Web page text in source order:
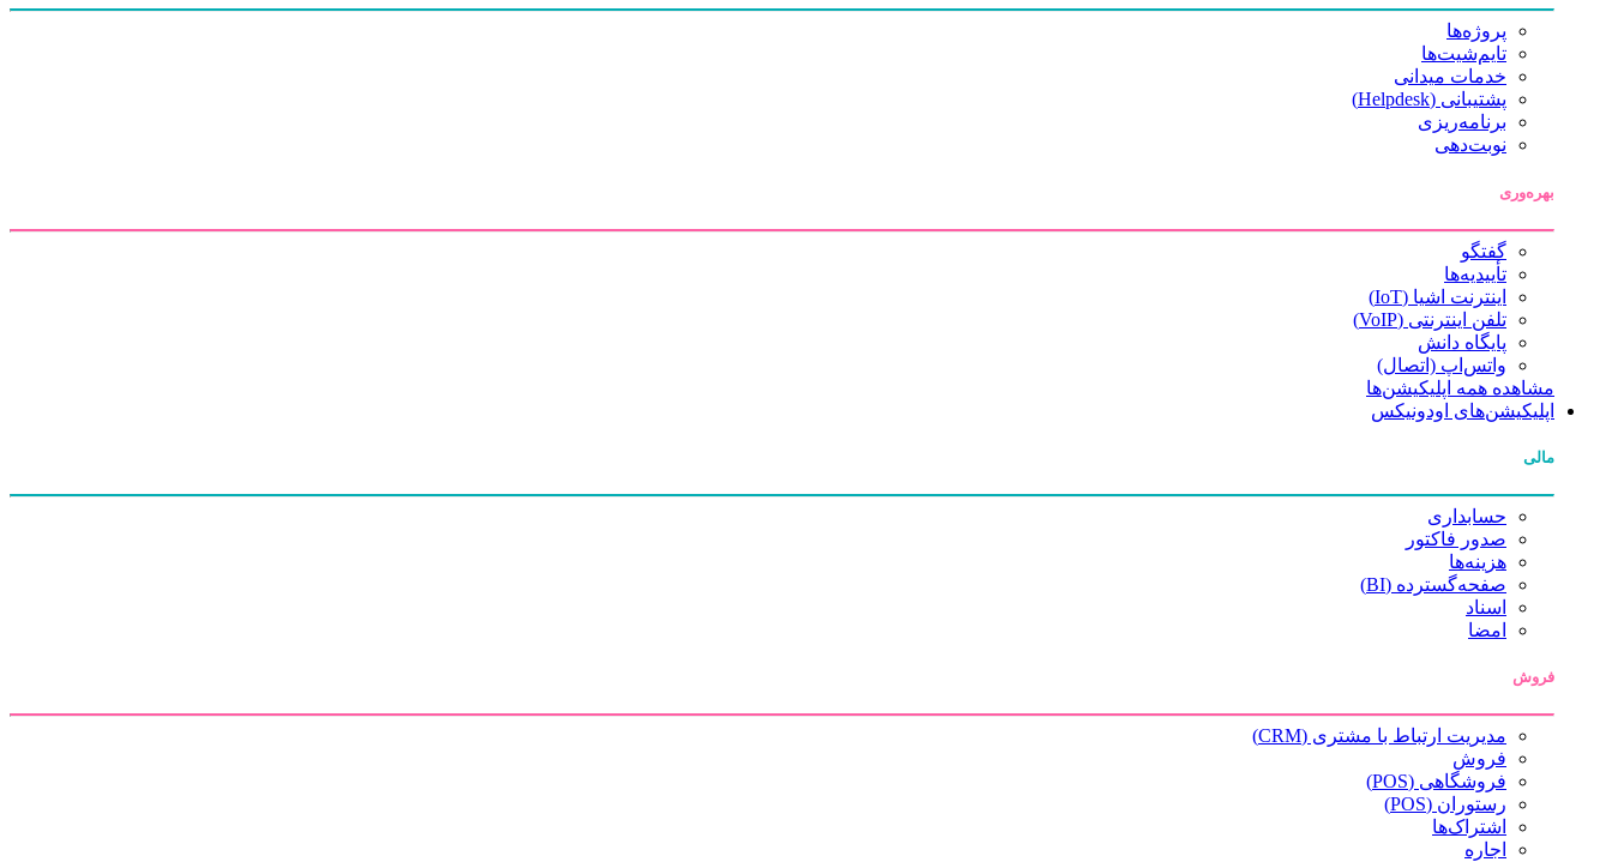
پروژه‌ها
تایم‌شیت‌ها
خدمات میدانی
پشتیبانی (Helpdesk)
برنامه‌ریزی
نوبت‌دهی
بهره‌وری
گفتگو
تأییدیه‌ها
اینترنت اشیا (IoT)
تلفن اینترنتی (VoIP)
پایگاه دانش
واتس‌اپ (اتصال)
مشاهده همه اپلیکیشن‌ها
اپلیکیشن‌های اودونیکس
مالی
حسابداری
صدور فاکتور
هزینه‌ها
صفحه‌گسترده (BI)
اسناد
امضا
فروش
مدیریت ارتباط با مشتری (CRM)
فروش
فروشگاهی (POS)
رستوران (POS)
اشتراک‌ها
اجاره